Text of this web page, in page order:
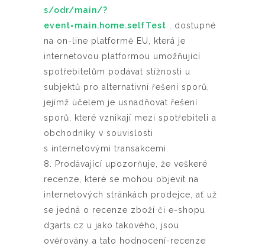
s/odr/main/?
event=main.home.selfTest , dostupné
na on-line platformě EU, která je
internetovou platformou umožňující
spotřebitelům podávat stížnosti u
subjektů pro alternativní řešení sporů,
jejímž účelem je usnadňovat řešení
sporů, které vznikají mezi spotřebiteli a
obchodníky v souvislosti
s internetovými transakcemi.
8. Prodávající upozorňuje, že veškeré
recenze, které se mohou objevit na
internetových stránkách prodejce, ať už
se jedná o recenze zboží či e-shopu
d3arts.cz u jako takového, jsou
ověřovány a tato hodnocení-recenze